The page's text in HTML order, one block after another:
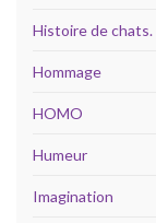
Histoire de chats.
Hommage
HOMO
Humeur
Imagination